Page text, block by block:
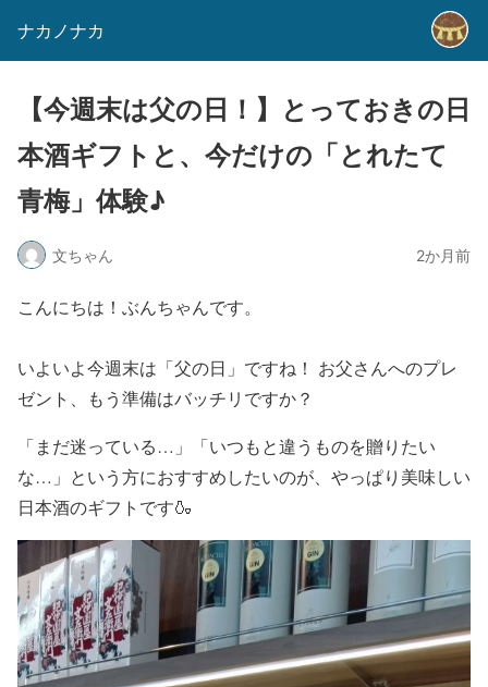
ナカノナカ
【今週末は父の日！】とっておきの日
本酒ギフトと、今だけの「とれたて
青梅」体験♪
文ちゃん 2か月前
こんにちは！ぶんちゃんです。
いよいよ今週末は「父の日」ですね！ お父さんへのプレ
ゼント、もう準備はバッチリですか？
「まだ迷っている…」「いつもと違うものを贈りたい
な…」という方におすすめしたいのが、やっぱり美味しい
日本酒のギフトです🍶